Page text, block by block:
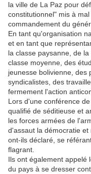
la ville de La Paz pour
constitutionnel" mis à
commandement du
En tant qu'organisation
et en tant que
la classe paysanne, de
classe moyenne, des
jeunesse bolivienne, des
syndicalistes, des
fermement l'action
Lors d'une conférence
qualifié de séditieuse et
les forces armées de
d'assaut la démocratie et
ont-ils déclaré, se
flagrant.
Ils ont également appelé
du pays à se dresser